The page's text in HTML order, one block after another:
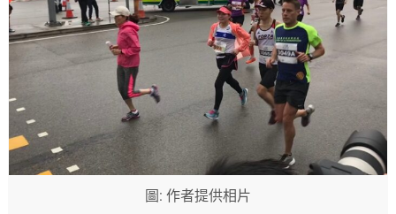
圖: 作者提供相片